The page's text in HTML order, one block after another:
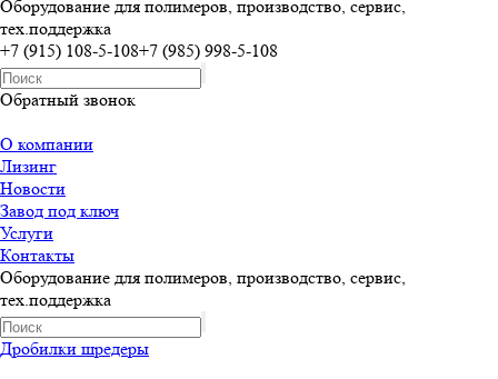
Оборудование для полимеров, производство, сервис,
тех.поддержка
+7 (915) 108-5-108+7 (985) 998-5-108
Обратный звонок
О компании
Лизинг
Новости
Завод под ключ
Услуги
Контакты
Оборудование для полимеров, производство, сервис,
тех.поддержка
Дробилки шредеры